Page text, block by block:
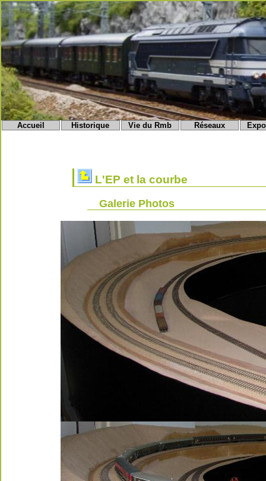
Accueil Historique Vie du Rmb Réseaux
L'EP et la courbe
Galerie Photos